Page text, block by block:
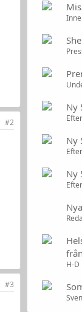
#2
#3
Ny
Ny
Ny
H-